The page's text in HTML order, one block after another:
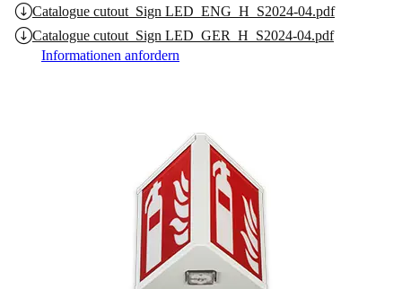
Catalogue cutout_Sign LED_ENG_H_S2024-04.pdf
Catalogue cutout_Sign LED_GER_H_S2024-04.pdf
Informationen anfordern